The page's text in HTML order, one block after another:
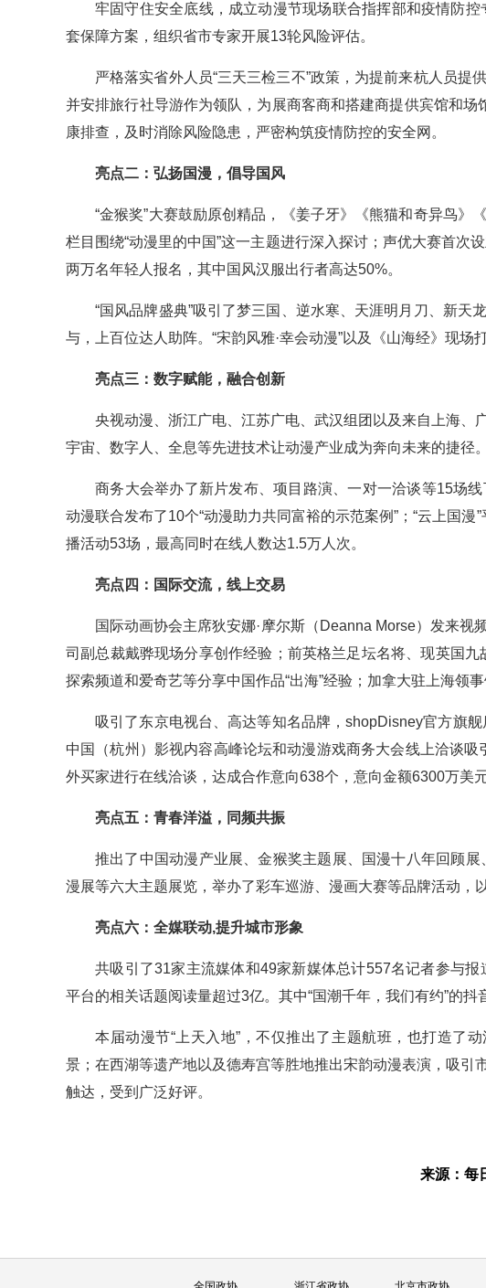
牢固守住安全底线，成立动漫节现场联合指挥部和疫情防
套保障方案，组织省市专家开展13轮风险评估。
严格落实省外人员“三天三检三不”政策，为提前来杭人员提
并安排旅行社导游作为领队，为展商客商和搭建商提供宾馆和场
康排查，及时消除风险隐患，严密构筑疫情防控的安全网。
亮点二：弘扬国漫，倡导国风
“金猴奖”大赛鼓励原创精品，《姜子牙》《熊猫和奇异鸟》
栏目围绕“动漫里的中国”这一主题进行深入探讨；声优大赛首次
两万名年轻人报名，其中国风汉服出行者高达50%。
“国风品牌盛典”吸引了梦三国、逆水寒、天涯明月刀、新
与，上百位达人助阵。“宋韵风雅·幸会动漫”以及《山海经》现场
亮点三：数字赋能，融合创新
央视动漫、浙江广电、江苏广电、武汉组团以及来自上海
宇宙、数字人、全息等先进技术让动漫产业成为奔向未来的捷径。
商务大会举办了新片发布、项目路演、一对一洽谈等15场
动漫联合发布了10个“动漫助力共同富裕的示范案例”；“云上国
播活动53场，最高同时在线人数达1.5万人次。
亮点四：国际交流，线上交易
国际动画协会主席狄安娜·摩尔斯（Deanna Morse）发来
司副总裁戴骅现场分享创作经验；前英格兰足坛名将、现英国
探索频道和爱奇艺等分享中国作品“出海”经验；加拿大驻上海领
吸引了东京电视台、高达等知名品牌，shopDisney官方旗
中国（杭州）影视内容高峰论坛和动漫游戏商务大会线上洽谈
外买家进行在线洽谈，达成合作意向638个，意向金额6300万美元
亮点五：青春洋溢，同频共振
推出了中国动漫产业展、金猴奖主题展、国漫十八年回顾展
漫展等六大主题展览，举办了彩车巡游、漫画大赛等品牌活动，
亮点六：全媒联动,提升城市形象
共吸引了31家主流媒体和49家新媒体总计557名记者参与
平台的相关话题阅读量超过3亿。其中“国潮千年，我们有约”的抖
本届动漫节“上天入地”，不仅推出了主题航班，也打造了
景；在西湖等遗产地以及德寿宫等胜地推出宋韵动漫表演，吸
触达，受到广泛好评。
来源：每